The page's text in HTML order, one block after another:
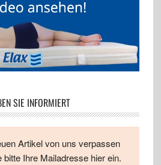
SIE INFORMIERT
Artikel von uns verpassen
bitte Ihre Mailadresse hier ein.